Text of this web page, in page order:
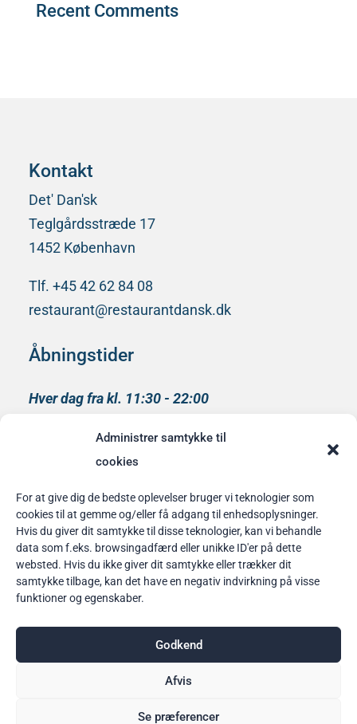
Administrer samtykke til
cookies
For at give dig de bedste oplevelser bruger vi teknologier som
cookies til at gemme og/eller få adgang til enhedsoplysninger.
Hvis du giver dit samtykke til disse teknologier, kan vi behandle
data som f.eks. browsingadfærd eller unikke ID'er på dette
websted. Hvis du ikke giver dit samtykke eller trækker dit
samtykke tilbage, kan det have en negativ indvirkning på visse
funktioner og egenskaber.
Godkend
Afvis
Se præferencer
Recent Comments
Kontakt
Det' Dan'sk
Teglgårdsstræde 17
1452 København
Tlf. +45 42 62 84 08
restaurant@restaurantdansk.dk
Åbningstider
Hver dag fra kl. 11:30 - 22:00
medlem af
Bordbestilling
her